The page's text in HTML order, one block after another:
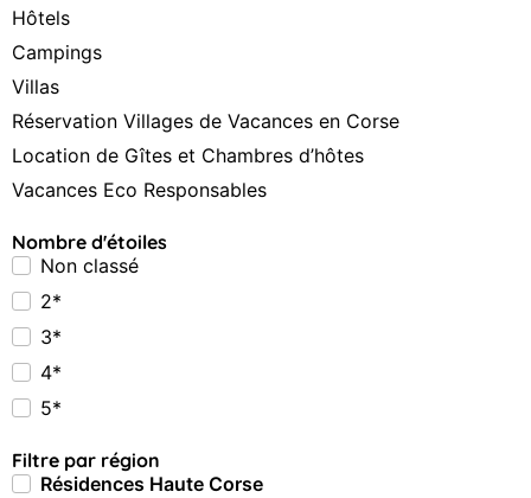
Hôtels
Campings
Villas
Réservation Villages de Vacances en Corse
Location de Gîtes et Chambres d’hôtes
Vacances Eco Responsables
Nombre d'étoiles
Non classé
2*
3*
4*
5*
Filtre par région
Résidences Haute Corse